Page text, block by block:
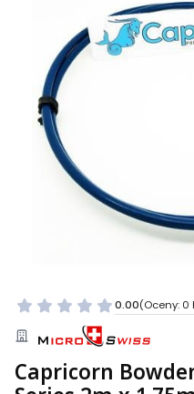
0.00(Oceny: 0
Capricorn